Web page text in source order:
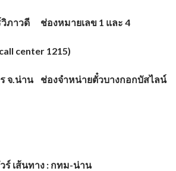
ภาวดี ช่องหมายเลข 1 และ 4
center 1215)
จ.น่าน ช่องจำหน่ายตั๋วบางกอกบัสไลน์
เส้นทาง : กทม-น่าน